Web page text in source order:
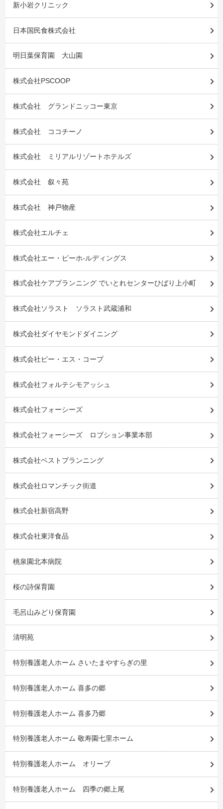
新小岩クリニック
日本国民食株式会社
明日葉保育園 大山園
株式会社PSCOOP
株式会社 グランドニッコー東京
株式会社 ココチーノ
株式会社 ミリアルリゾートホテルズ
株式会社 叙々苑
株式会社 神戸物産
株式会社エルチェ
株式会社エー・ピーホ-ルディングス
株式会社ケアプランニング でいとれセンターひばり上小町
株式会社ソラスト ソラスト武蔵浦和
株式会社ダイヤモンドダイニング
株式会社ピー・エス・コープ
株式会社フォルテシモアッシュ
株式会社フォーシーズ
株式会社フォーシーズ ロブション事業本部
株式会社ベストプランニング
株式会社ロマンチック街道
株式会社新宿高野
株式会社東洋食品
桃泉園北本病院
桜の詩保育園
毛呂山みどり保育園
清明苑
特別養護老人ホーム さいたまやすらぎの里
特別養護老人ホーム 喜多の郷
特別養護老人ホーム 喜多乃郷
特別養護老人ホーム 敬寿園七里ホーム
特別養護老人ホーム オリーブ
特別養護老人ホーム 四季の郷上尾